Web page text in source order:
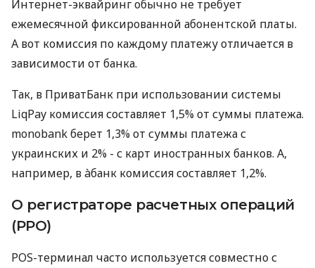
Интернет-эквайринг обычно не требует
ежемесячной фиксированной абонентской платы.
А вот комиссия по каждому платежу отличается в
зависимости от банка.
Так, в ПриватБанк при использовании системы
LiqPay комиссия составляет 1,5% от суммы платежа.
monobank берет 1,3% от суммы платежа с
украинских и 2% - с карт иностранных банков. А,
например, в àбанк комиссия составляет 1,2%.
О регистраторе расчетных операций
(РРО)
POS-терминал часто используется совместно с